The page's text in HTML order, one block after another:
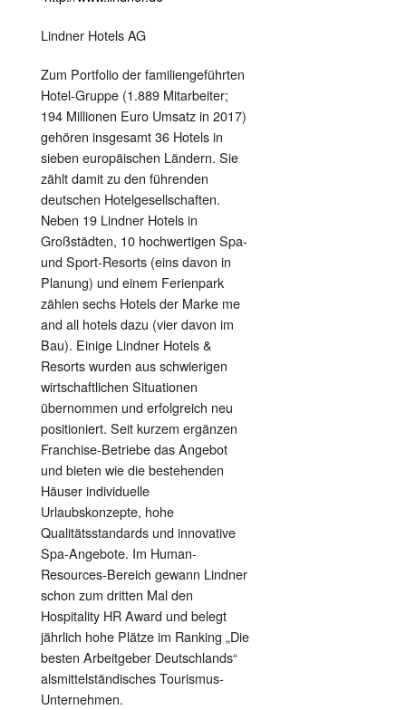
Lindner Hotels AG
Zum Portfolio der familiengeführten
Hotel-Gruppe (1.889 Mitarbeiter;
194 Millionen Euro Umsatz in 2017)
gehören insgesamt 36 Hotels in
sieben europäischen Ländern. Sie
zählt damit zu den führenden
deutschen Hotelgesellschaften.
Neben 19 Lindner Hotels in
Großstädten, 10 hochwertigen Spa-
und Sport-Resorts (eins davon in
Planung) und einem Ferienpark
zählen sechs Hotels der Marke me
and all hotels dazu (vier davon im
Bau). Einige Lindner Hotels &
Resorts wurden aus schwierigen
wirtschaftlichen Situationen
übernommen und erfolgreich neu
positioniert. Seit kurzem ergänzen
Franchise-Betriebe das Angebot
und bieten wie die bestehenden
Häuser individuelle
Urlaubskonzepte, hohe
Qualitätsstandards und innovative
Spa-Angebote. Im Human-
Resources-Bereich gewann Lindner
schon zum dritten Mal den
Hospitality HR Award und belegt
jährlich hohe Plätze im Ranking „Die
besten Arbeitgeber Deutschlands“
alsmittelständisches Tourismus-
Unternehmen.